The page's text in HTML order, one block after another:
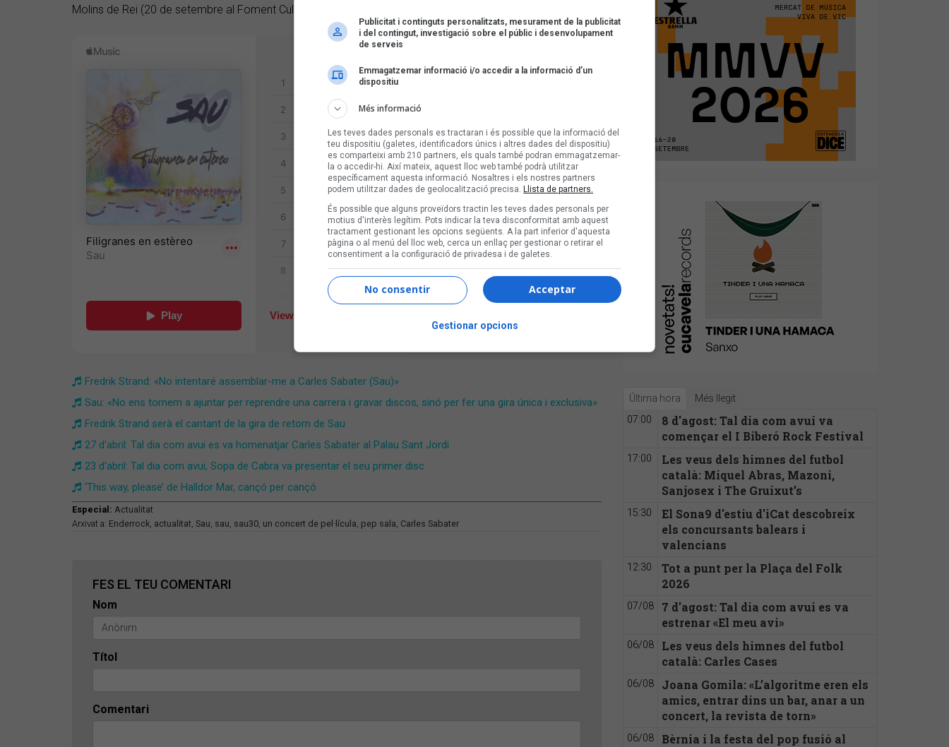
Molins de Rei (20 de setembre al Foment Cultural i Artístic).
Fredrik Strand: «No intentaré assemblar-me a Carles Sabater (Sau)»
Sau: «No ens tornem a ajuntar per reprendre una carrera i gravar discos, sinó per fer una gira única i exclusiva»
Fredrik Strand serà el cantant de la gira de retorn de Sau
27 d'abril: Tal dia com avui es va homenatjar Carles Sabater al Palau Sant Jordi
23 d'abril: Tal dia com avui, Sopa de Cabra va presentar el seu primer disc
​‘This way, please’ de Halldor Mar, cançó per cançó
Especial: Actualitat
Arxivat a: Enderrock actualitat Sau sau sau30 un concert de pel·lícula pep sala Carles Sabater
FES EL TEU COMENTARI
Nom
Títol
Comentari
Última hora Més llegit
07:00
8 d'agost: Tal dia com avui va
començar el I Biberó Rock Festival
17:00
Les veus dels himnes del futbol
català: Miquel Abras, Mazoni,
Sanjosex i The Gruixut’s
15:30
El Sona9 d'estiu d'iCat descobreix
els concursants balears i
valencians
12:30
Tot a punt per la Plaça del Folk
2026
07/08
7 d'agost: Tal dia com avui es va
estrenar «El meu avi»
06/08
Les veus dels himnes del futbol
català: Carles Cases
06/08
Joana Gomila: «L’algoritme eren els
amics, entrar dins un bar, anar a un
concert, la revista de torn»
06/08
Bèrnia i la festa del pop fusió al
Publicitat i continguts personalitzats, mesurament de la publicitat
i del contingut, investigació sobre el públic i desenvolupament
de serveis
Emmagatzemar informació i/o accedir a la informació d’un
dispositiu
Més informació
Les teves dades personals es tractaran i és possible que la informació del
teu dispositiu (galetes, identificadors únics i altres dades del dispositiu)
es comparteixi amb 210 partners, els quals també podran emmagatzemar-
la o accedir-hi. Així mateix, aquest lloc web també podrà utilitzar
específicament aquesta informació. Nosaltres i els nostres partners
podem utilitzar dades de geolocalització precisa. Llista de partners.
És possible que alguns proveïdors tractin les teves dades personals per
motius d'interès legítim. Pots indicar la teva disconformitat amb aquest
tractament gestionant les opcions següents. A la part inferior d'aquesta
pàgina o al menú del lloc web, cerca un enllaç per gestionar o retirar el
consentiment a la configuració de privadesa i de galetes.
Acceptar
No consentir
Gestionar opcions